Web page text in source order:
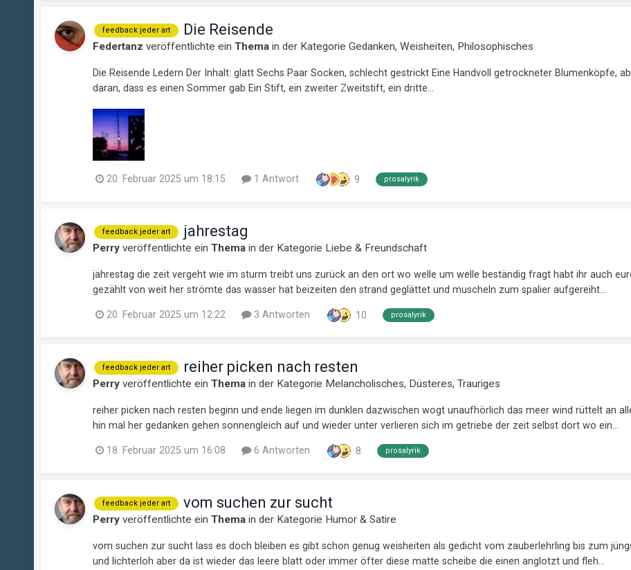
feedback jeder art Die Reisende
Federtanz veröffentlichte ein Themain der Kategorie Gedanken, Weisheiten, Philosophisches
Die Reisende Ledern Der Inhalt: glatt Sechs Paar Socken, schlecht gestrickt Eine Handvoll getrockneter Blumenköpfe,
daran, dass es einen Sommer gab Ein Stift, ein zweiter Zweitstift, ein dritte...
20. Februar 2025 um 18:15 1 Antwort 9 prosalyrik
feedback jeder art jahrestag
Perryveröffentlichte ein Themain der Kategorie Liebe & Freundschaft
jahrestag die zeit vergeht wie im sturm treibt uns zurück an den ort wo welle um welle beständig fragt habt ihr auch
gezählt von weit her strömte das wasser hat beizeiten den strand geglättet und muscheln zum spalier aufgereiht...
20. Februar 2025 um 12:22 3 Antworten 10 prosalyrik
feedback jeder art reiher picken nach resten
Perryveröffentlichte ein Themain der Kategorie Melancholisches, Düsteres, Trauriges
reiher picken nach resten beginn und ende liegen im dunklen dazwischen wogt unaufhörlich das meer wind rüttelt an
hin mal her gedanken gehen sonnengleich auf und wieder unter verlieren sich im getriebe der zeit selbst dort wo ein...
18. Februar 2025 um 16:08 6 Antworten 8 prosalyrik
feedback jeder art vom suchen zur sucht
Perryveröffentlichte ein Themain der Kategorie Humor & Satire
vom suchen zur sucht lass es doch bleiben es gibt schon genug weisheiten als gedicht vom zauberlehrling bis zum
und lichterloh aber da ist wieder das leere blatt oder immer öfter diese matte scheibe die einen anglotzt und fleh...